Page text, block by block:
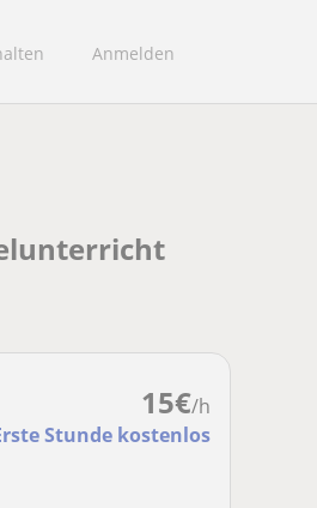
Anmelden
15€/h
Stunde kostenlos